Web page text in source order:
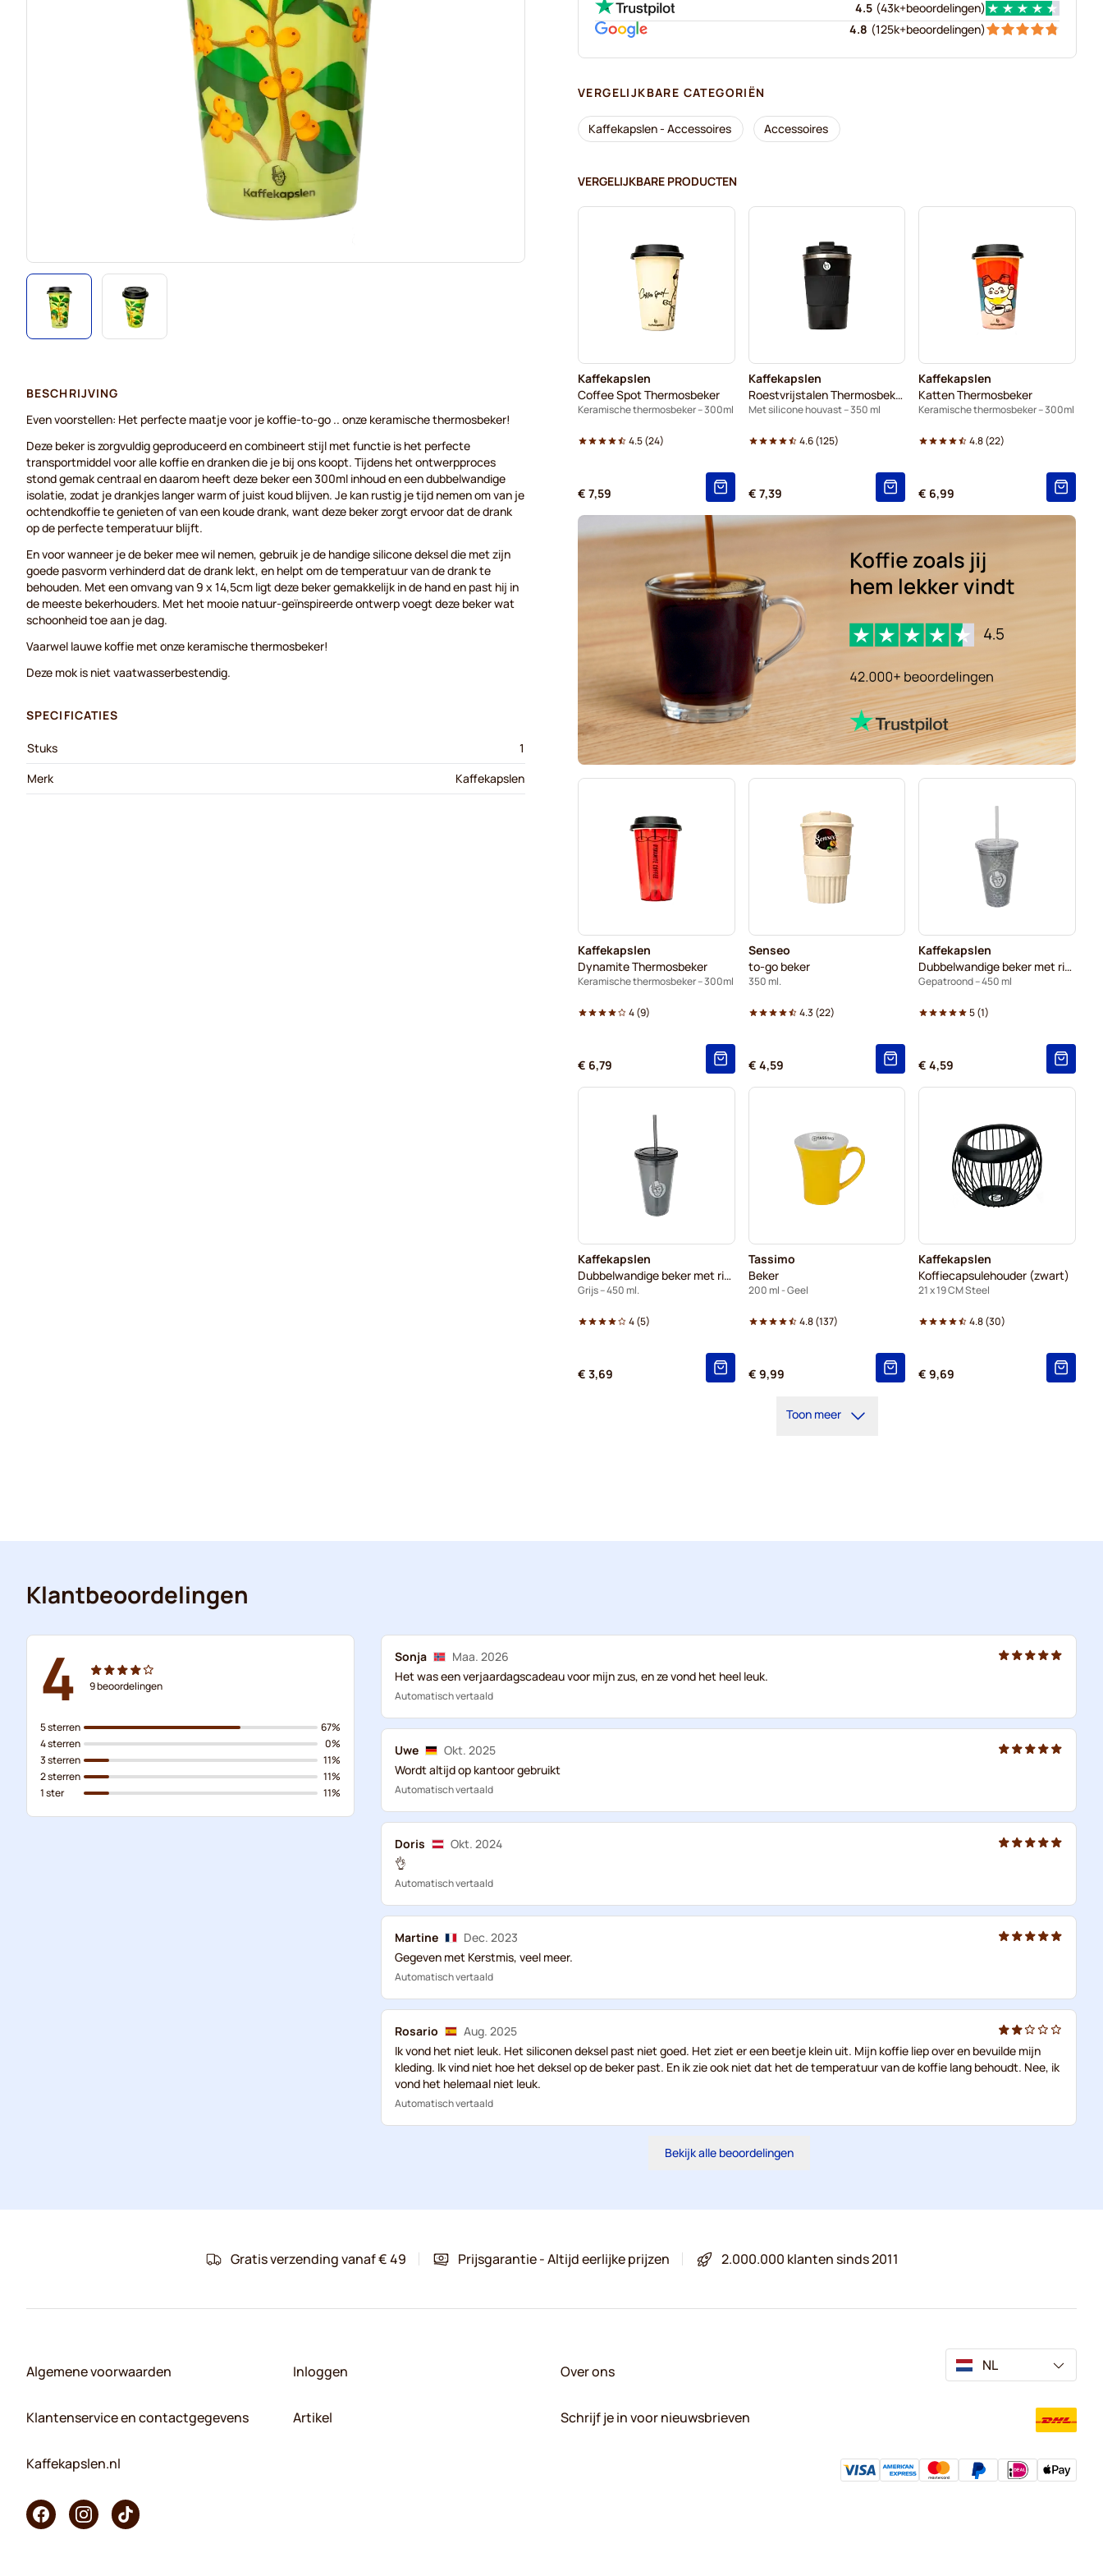
4.5 (43k+beoordelingen)
4.8 (125k+beoordelingen)
VERGELIJKBARE CATEGORIËN
Kaffekapslen - Accessoires Accessoires
VERGELIJKBARE PRODUCTEN
Kaffekapslen
Coffee Spot Thermosbeker
Keramische thermosbeker – 300ml
4.5(24)
€ 7,59
Kaffekapslen
Roestvrijstalen Thermosbeker
Met silicone houvast – 350 ml
4.6(125)
€ 7,39
Kaffekapslen
Katten Thermosbeker
Keramische thermosbeker – 300ml
4.8(22)
€ 6,99
Kaffekapslen
Dynamite Thermosbeker
Keramische thermosbeker – 300ml
4(9)
€ 6,79
Senseo
to-go beker
350 ml.
4.3 (22)
€ 4,59
Kaffekapslen
Dubbelwandige beker met rietje
Gepatroond – 450 ml
5(1)
€ 4,59
Kaffekapslen
Dubbelwandige beker met rietje
Grijs – 450 ml.
4(5)
€ 3,69
Tassimo
Beker
200 ml - Geel
4.8(137)
€ 9,99
Kaffekapslen
Koffiecapsulehouder (zwart)
21 x 19 CM Steel
4.8(30)
€ 9,69
Toon meer
BESCHRIJVING
Even voorstellen: Het perfecte maatje voor je koffie-to-go .. onze keramische thermosbeker!
Deze beker is zorgvuldig geproduceerd en combineert stijl met functie is het perfecte
transportmiddel voor alle koffie en dranken die je bij ons koopt. Tijdens het ontwerpproces
stond gemak centraal en daarom heeft deze beker een 300ml inhoud en een dubbelwandige
isolatie, zodat je drankjes langer warm of juist koud blijven. Je kan rustig je tijd nemen om van je
ochtendkoffie te genieten of van een koude drank, want deze beker zorgt ervoor dat de drank
op de perfecte temperatuur blijft.
En voor wanneer je de beker mee wil nemen, gebruik je de handige silicone deksel die met zijn
goede pasvorm verhinderd dat de drank lekt, en helpt om de temperatuur van de drank te
behouden. Met een omvang van 9 x 14,5cm ligt deze beker gemakkelijk in de hand en past hij in
de meeste bekerhouders. Met het mooie natuur-geïnspireerde ontwerp voegt deze beker wat
schoonheid toe aan je dag.
Vaarwel lauwe koffie met onze keramische thermosbeker!
Deze mok is niet vaatwasserbestendig.
SPECIFICATIES
Stuks
1
Merk
Kaffekapslen
Klantbeoordelingen
4 9beoordelingen
5 sterren
4 sterren
3 sterren
2 sterren
1 ster
67%
0%
11%
11%
11%
Sonja
Maa. 2026
Het was een verjaardagscadeau voor mijn zus, en ze vond het heel leuk.
Automatisch vertaald
Uwe
Okt. 2025
Wordt altijd op kantoor gebruikt
Automatisch vertaald
Doris
Okt. 2024
👌
Automatisch vertaald
Martine
Dec. 2023
Gegeven met Kerstmis, veel meer.
Automatisch vertaald
Rosario
Aug. 2025
Ik vond het niet leuk. Het siliconen deksel past niet goed. Het ziet er een beetje klein uit. Mijn koffie liep over en bevuilde mijn
kleding. Ik vind niet hoe het deksel op de beker past. En ik zie ook niet dat het de temperatuur van de koffie lang behoudt. Nee, ik
vond het helemaal niet leuk.
Automatisch vertaald
Bekijk alle beoordelingen
Gratis verzending vanaf € 49 Prijsgarantie - Altijd eerlijke prijzen 2.000.000 klanten sinds 2011
Algemene voorwaarden
Klantenservice en contactgegevens
Kaffekapslen.nl
Inloggen
Artikel
Over ons
Schrijf je in voor nieuwsbrieven
NL